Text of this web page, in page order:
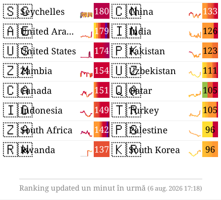
🇸🇨 180
Seychelles
🇦🇪 179
United Arab Emirates
🇺🇸 174
United States
🇿🇲 154
Zambia
🇨🇦 151
Canada
🇮🇩 149
Indonesia
🇿🇦 142
South Africa
🇷🇼 137
Rwanda
🇨🇳 133
China
🇮🇳 126
India
🇵🇰 123
Pakistan
🇺🇿 111
Uzbekistan
🇶🇦 105
Qatar
🇹🇷 105
Turkey
🇵🇸 96
Palestine
🇰🇷 96
South Korea
Ranking updated un minut în urmă (6 aug. 2026 17:18)